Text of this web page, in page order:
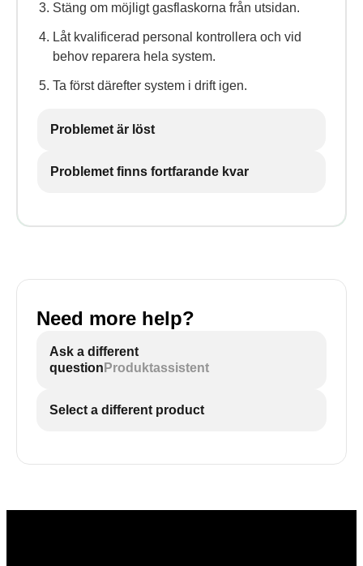
Stäng om möjligt gasflaskorna från utsidan.
Låt kvalificerad personal kontrollera och vid
behov reparera hela system.
Ta först därefter system i drift igen.
Problemet är löst
Problemet finns fortfarande kvar
Need more help?
Ask a different
question Produktassistent
Select a different product